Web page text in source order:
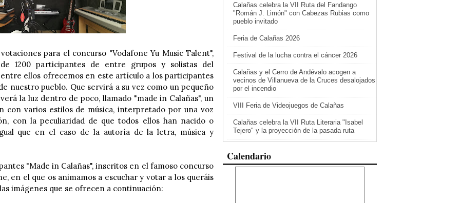
para el concurso "Vodafone Yu Music Talent",
1200 participantes de entre grupos y solistas del
ellos ofrecemos en este artículo a los participantes
nuestro pueblo. Que servirá a su vez como un pequeño
la luz dentro de poco, llamado "made in Calañas", un
con varios estilos de música, interpretado por una voz
con la peculiaridad de que todos ellos han nacido o
que en el caso de la autoría de la letra, música y
"Made in Calañas", inscritos en el famoso concurso
en el que os animamos a escuchar y votar a los queráis
imágenes que se ofrecen a continuación:
Calañas celebra la VII Ruta del Fandango
"Román J. Limón" con Cabezas Rubias como
pueblo invitado
Feria de Calañas 2026
Festival de la lucha contra el cáncer 2026
Calañas y el Cerro de Andévalo acogen a
vecinos de Villanueva de la Cruces desalojados
por el incendio
VIII Feria de Videojuegos de Calañas
Calañas celebra la VII Ruta Literaria "Isabel
Tejero" y la proyección de la pasada ruta
Calendario